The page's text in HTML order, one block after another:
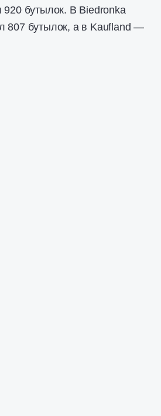
920 бутылок. В Biedronka
807 бутылок, а в Kaufland —